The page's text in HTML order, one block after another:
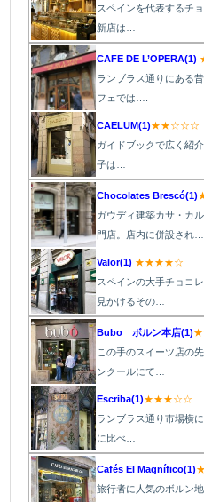
スペインを代表するチ
新店は…
CAFE DE L’OPERA(1)
ランブラス通りにある
フェでは….
CAELUM(1)★★☆☆☆
ガイドブックで広く紹
子は…
Chocolates Brescó(1)
ガウディ建築カサ・カ
門店。店内に併設され…
Valor(1) ★★★★☆
スペインの大手チョコ
見かけるその…
Bubo ボルン本店(1)
この手のスイーツ店の
ンクールにて…
Escriba(1)★★★☆☆
ランブラス通り市場横
に比べ…
Cafés El Magnífico(1)
旅行者に人気のボルン